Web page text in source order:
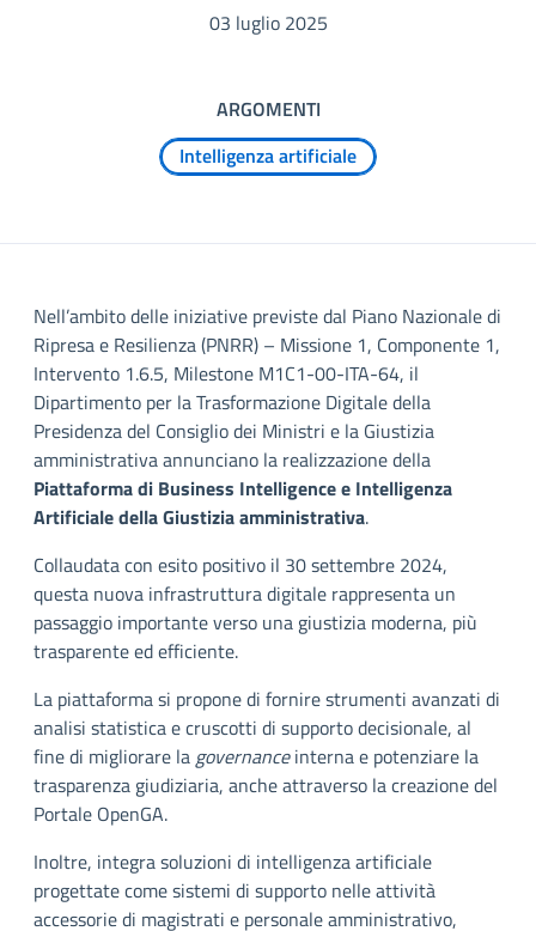
03 luglio 2025
ARGOMENTI
Intelligenza artificiale
Nell’ambito delle iniziative previste dal Piano Nazionale di
Ripresa e Resilienza (PNRR) – Missione 1, Componente 1,
Intervento 1.6.5, Milestone M1C1-00-ITA-64, il
Dipartimento per la Trasformazione Digitale della
Presidenza del Consiglio dei Ministri e la Giustizia
amministrativa annunciano la realizzazione della
Piattaforma di Business Intelligence e Intelligenza
Artificiale della Giustizia amministrativa.
Collaudata con esito positivo il 30 settembre 2024,
questa nuova infrastruttura digitale rappresenta un
passaggio importante verso una giustizia moderna, più
trasparente ed efficiente.
La piattaforma si propone di fornire strumenti avanzati di
analisi statistica e cruscotti di supporto decisionale, al
fine di migliorare lagovernanceinterna e potenziare la
trasparenza giudiziaria, anche attraverso la creazione del
Portale OpenGA.
Inoltre, integra soluzioni di intelligenza artificiale
progettate come sistemi di supporto nelle attività
accessorie di magistrati e personale amministrativo,